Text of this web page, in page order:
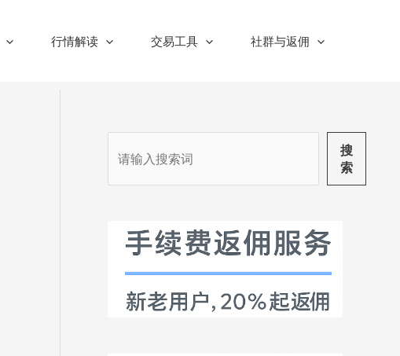
行情解读 交易工具 社群与返佣
搜
索